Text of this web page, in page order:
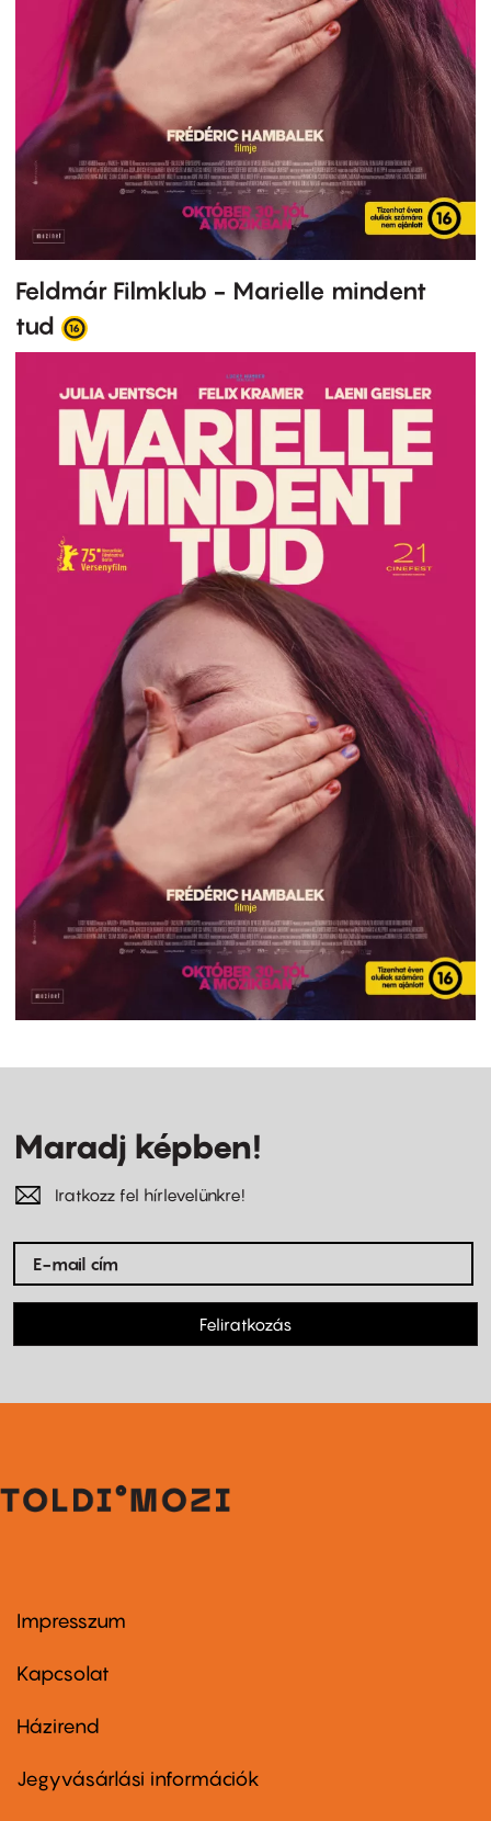
Feldmár Filmklub - Marielle mindent
tud
Maradj képben!
Iratkozz fel hírlevelünkre!
Feliratkozás
Footer
first
Impresszum
Kapcsolat
Footer
second
Házirend
Jegyvásárlási információk